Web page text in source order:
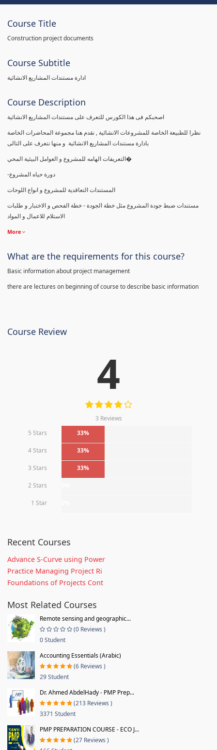
Course Title
Construction project documents
Course Subtitle
ادارة مستندات المشاريع الانشائية
Course Description
نظرا للطبيعة الخاصة للمشروعات الانشائية , نقدم هنا مجموعة المحاضرات الخاصة
التعريفات الهامه للمشروع و العوامل البيئية المحي�
مستندات ضبط جودة المشروع مثل خطة الجودة - خطة الفحص و الاختبار و طلبات
الاستلام للاعمال و المواد
More
What are the requirements for this course?
Basic information about project management
there are lectures on beginning of course to describe basic information
Course Review
4
3 Reviews
5 Stars
33%
4 Stars 33%
3 Stars 33%
2 Stars
1 Star
Recent Courses
Advance S-Curve using Power
Practice Managing Project Ri
Foundations of Projects Cont
Most Related Courses
Remote sensing and geographic...
(0 Reviews )
0 Student
Accounting Essentials (Arabic)
(6 Reviews )
29 Student
Dr. Ahmed AbdelHady - PMP Prep...
(213 Reviews )
3371 Student
PMP PREPARATION COURSE - ECO J...
(27 Reviews )